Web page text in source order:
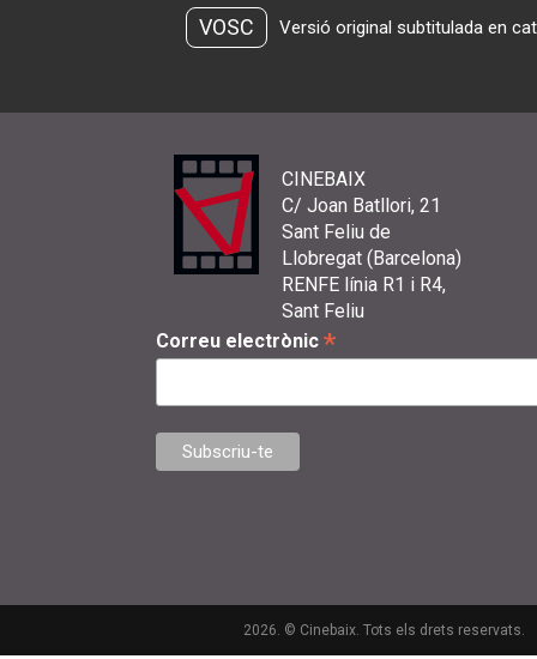
VOSC Versió original subtitulada en
CINEBAIX
C/ Joan Batllori, 21
Sant Feliu de
Llobregat (Barcelona)
RENFE línia R1 i R4,
Sant Feliu
Correu electrònic *
2026. © Cinebaix. Tots els drets reservats.